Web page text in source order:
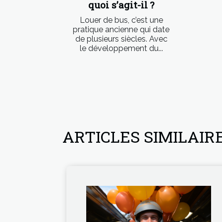
quoi s’agit-il ?
Louer de bus, c’est une
pratique ancienne qui date
de plusieurs siècles. Avec
le développement du...
ARTICLES